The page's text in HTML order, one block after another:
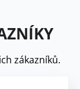
zákazníků.